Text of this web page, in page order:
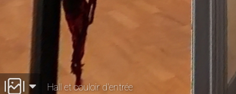
Hall et couloir d'entrée